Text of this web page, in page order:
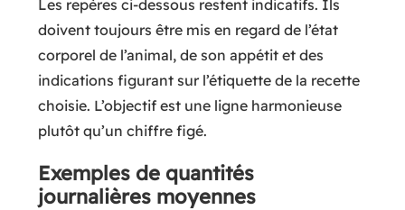
Les repères ci-dessous restent indicatifs. Ils
doivent toujours être mis en regard de l’état
corporel de l’animal, de son appétit et des
indications figurant sur l’étiquette de la recette
choisie. L’objectif est une ligne harmonieuse
plutôt qu’un chiffre figé.
Exemples de quantités
journalières moyennes